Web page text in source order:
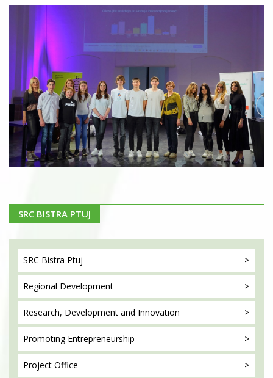
SRC BISTRA PTUJ
SRC Bistra Ptuj
Regional Development
Research, Development and Innovation
Promoting Entrepreneurship
Project Office